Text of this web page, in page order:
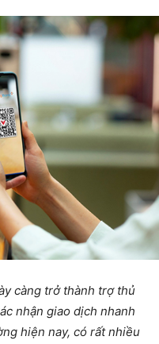
càng trở thành trợ thủ
nhận giao dịch nhanh
hiện nay, có rất nhiều